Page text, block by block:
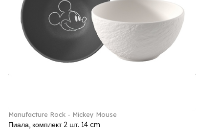
Manufacture Rock - Mickey Mouse
Пиала, комплект 2 шт. 14 cm